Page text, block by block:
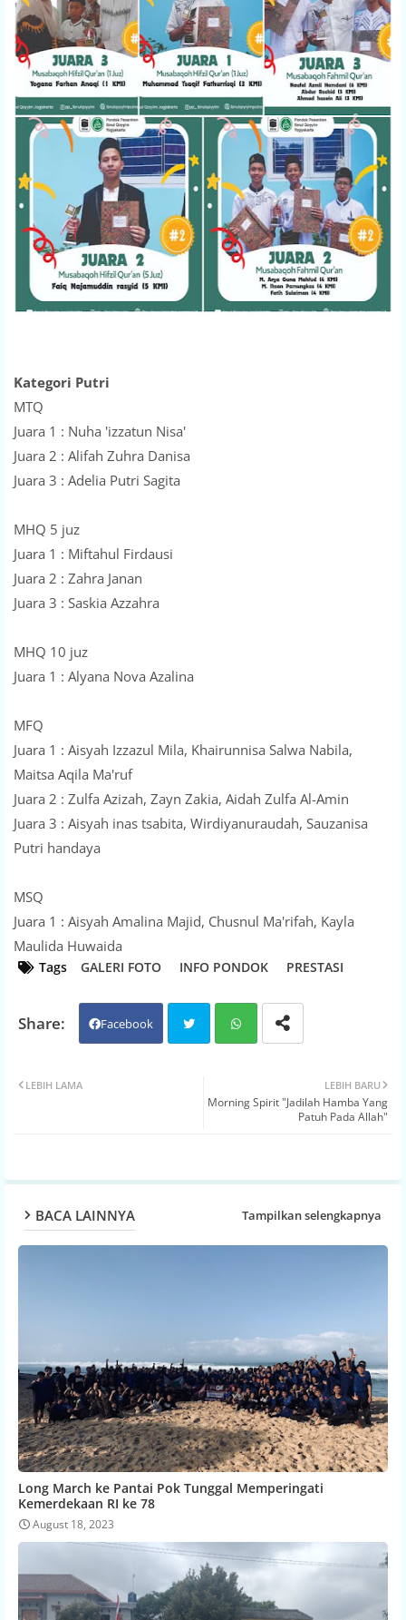
Kategori Putri
MTQ
Juara 1 : Nuha 'izzatun Nisa'
Juara 2 : Alifah Zuhra Danisa
Juara 3 : Adelia Putri Sagita
MHQ 5 juz
Juara 1 : Miftahul Firdausi
Juara 2 : Zahra Janan
Juara 3 : Saskia Azzahra
MHQ 10 juz
Juara 1 : Alyana Nova Azalina
MFQ
Juara 1 : Aisyah Izzazul Mila, Khairunnisa Salwa Nabila,
Maitsa Aqila Ma'ruf
Juara 2 : Zulfa Azizah, Zayn Zakia, Aidah Zulfa Al-Amin
Juara 3 : Aisyah inas tsabita, Wirdiyanuraudah, Sauzanisa
Putri handaya
MSQ
Juara 1 : Aisyah Amalina Majid, Chusnul Ma'rifah, Kayla
Maulida Huwaida
Tags GALERI FOTO INFO PONDOK PRESTASI
Facebook
atsa
LEBIH BARU
Morning Spirit "Jadilah Hamba Yang
Patuh Pada Allah"
LEBIH LAMA
BACA LAINNYA Tampilkan selengkapnya
Long March ke Pantai Pok Tunggal Memperingati
Kemerdekaan RI ke 78
August 18, 2023